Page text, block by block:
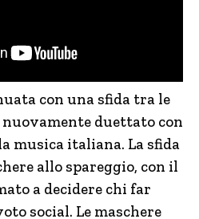
con una sfida tra le
nuovamente duettato con
musica italiana. La sfida
allo spareggio, con il
a decidere chi far
social. Le maschere